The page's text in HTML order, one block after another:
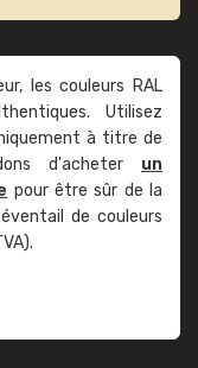
les couleurs RAL
Utilisez
à titre de
d'acheter un
pour être sûr de la
de couleurs